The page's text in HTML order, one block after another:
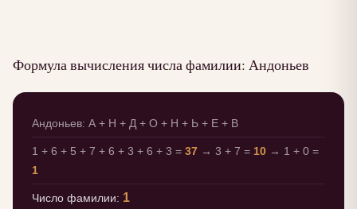
Формула вычисления числа фамилии: Андоньев
Андоньев: А + Н + Д + О + Н + Ь + Е + В
1 + 6 + 5 + 7 + 6 + 3 + 6 + 3 = 37 → 3 + 7 = 10 → 1 + 0 =
1
Число фамилии: 1